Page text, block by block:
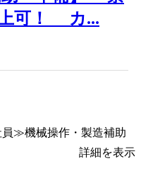
上可！ カ...
≫機械操作・製造補助
詳細を表示